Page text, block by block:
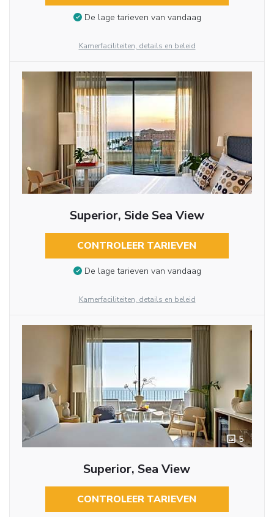
De lage tarieven van vandaag
Kamerfaciliteiten, details en beleid
Superior, Side Sea View
CONTROLEER TARIEVEN
De lage tarieven van vandaag
Kamerfaciliteiten, details en beleid
5
Superior, Sea View
CONTROLEER TARIEVEN